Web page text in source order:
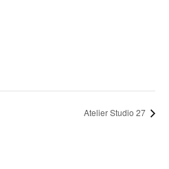
Atelier Studio 27